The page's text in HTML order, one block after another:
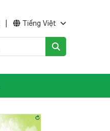
Tiếng Việt